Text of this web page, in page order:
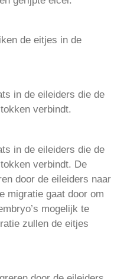
de eitjes in de
in de eileiders die de
verbindt.
in de eileiders die de
verbindt. De
door de eileiders naar
migratie gaat door om
mogelijk te
zullen de eitjes